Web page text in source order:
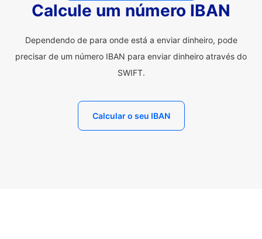
Calcule um número IBAN
Dependendo de para onde está a enviar dinheiro, pode
precisar de um número IBAN para enviar dinheiro através do
SWIFT.
Calcular o seu IBAN